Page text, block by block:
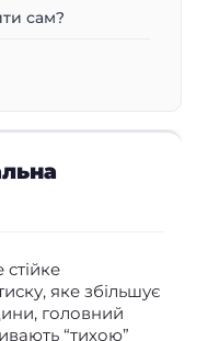
сам?
стійке
яке збільшує
головний
“тихою”